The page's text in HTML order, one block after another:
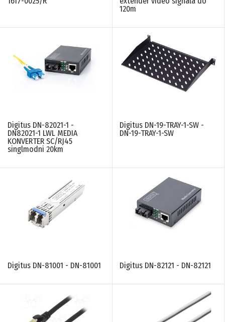
120m
Digitus DN-82021-1 -
DN82021-1 LWL MEDIA
KONVERTER SC/RJ45
singlmodni 20km
Digitus DN-19-TRAY-1-SW -
DN-19-TRAY-1-SW
Digitus DN-81001 - DN-81001 Digitus DN-82121 - DN-82121